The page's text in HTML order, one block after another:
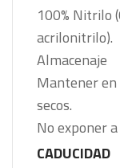
100% Nitrilo
acrilonitrilo).
Almacenaje
Mantener en
secos.
No exponer
CADUCIDAD